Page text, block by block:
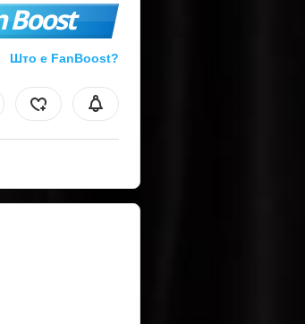
Boost
Што е FanBoost?